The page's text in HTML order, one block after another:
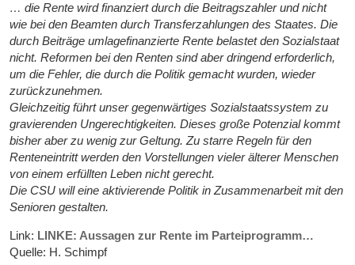
… die Rente wird finanziert durch die Beitragszahler und nicht
wie bei den Beamten durch Transferzahlungen des Staates. Die
durch Beiträge umlagefinanzierte Rente belastet den Sozialstaat
nicht. Reformen bei den Renten sind aber dringend erforderlich,
um die Fehler, die durch die Politik gemacht wurden, wieder
zurückzunehmen.
Gleichzeitig führt unser gegenwärtiges Sozialstaatssystem zu
gravierenden Ungerechtigkeiten. Dieses große Potenzial kommt
bisher aber zu wenig zur Geltung. Zu starre Regeln für den
Renteneintritt werden den Vorstellungen vieler älterer Menschen
von einem erfüllten Leben nicht gerecht.
Die CSU will eine aktivierende Politik in Zusammenarbeit mit den
Senioren gestalten.
Link: LINKE: Aussagen zur Rente im Parteiprogramm…
Quelle: H. Schimpf